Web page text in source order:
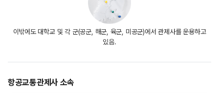
이밖에도 대학교 및 각 군(공군, 해군, 육군, 미공군)에서 관제사를 운용하고
있음.
항공교통관제사 소속